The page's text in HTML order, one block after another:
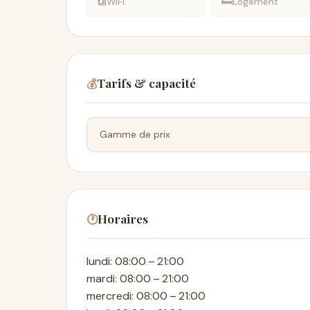
💰Tarifs & capacité
Gamme de prix
🕐Horaires
lundi: 08:00 – 21:00
mardi: 08:00 – 21:00
mercredi: 08:00 – 21:00